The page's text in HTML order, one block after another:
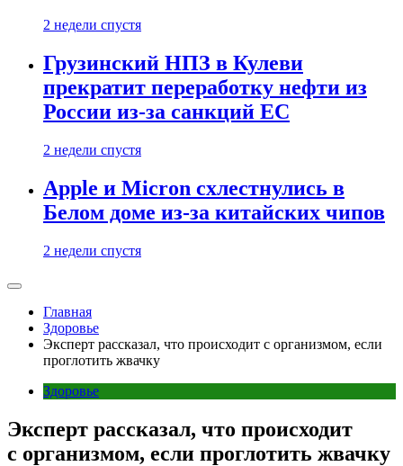
2 недели спустя
Грузинский НПЗ в Кулеви
прекратит переработку нефти из
России из-за санкций ЕС
2 недели спустя
Apple и Micron схлестнулись в
Белом доме из-за китайских чипов
2 недели спустя
Главная
Здоровье
Эксперт рассказал, что происходит с организмом, если
проглотить жвачку
Здоровье
Эксперт рассказал, что происходит
с организмом, если проглотить жвачку